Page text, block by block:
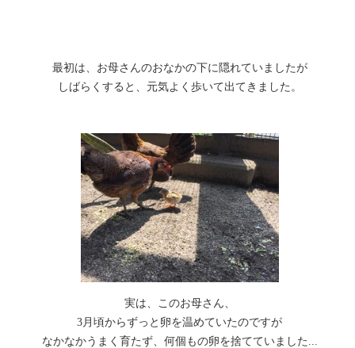
最初は、お母さんのおなかの下に隠れていましたが
しばらくすると、元気よく歩いて出てきました。
実は、このお母さん、
3月頃からずっと卵を温めていたのですが
なかなかうまく育たず、何個もの卵を捨てていました...